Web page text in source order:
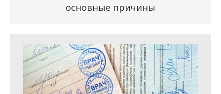
основные причины